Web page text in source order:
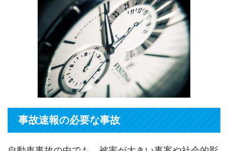
事故速報の必要な事故